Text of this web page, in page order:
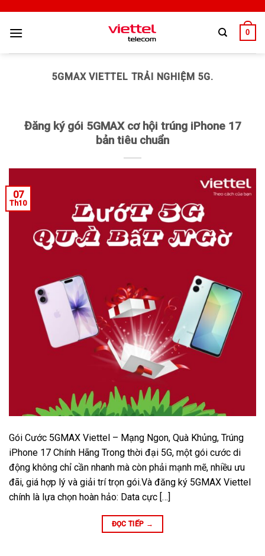
0
5GMAX VIETTEL TRẢI NGHIỆM 5G.
Đăng ký gói 5GMAX cơ hội trúng iPhone 17
bản tiêu chuẩn
07
Th10
Gói Cước 5GMAX Viettel – Mạng Ngon, Quà Khủng, Trúng
iPhone 17 Chính Hãng Trong thời đại 5G, một gói cước di
động không chỉ cần nhanh mà còn phải mạnh mẽ, nhiều ưu
đãi, giá hợp lý và giải trí trọn gói.Và đăng ký 5GMAX Viettel
chính là lựa chọn hoàn hảo: Data cực […]
ĐỌC TIẾP →